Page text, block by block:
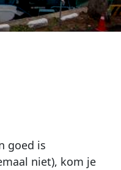
goed is
niet), kom je